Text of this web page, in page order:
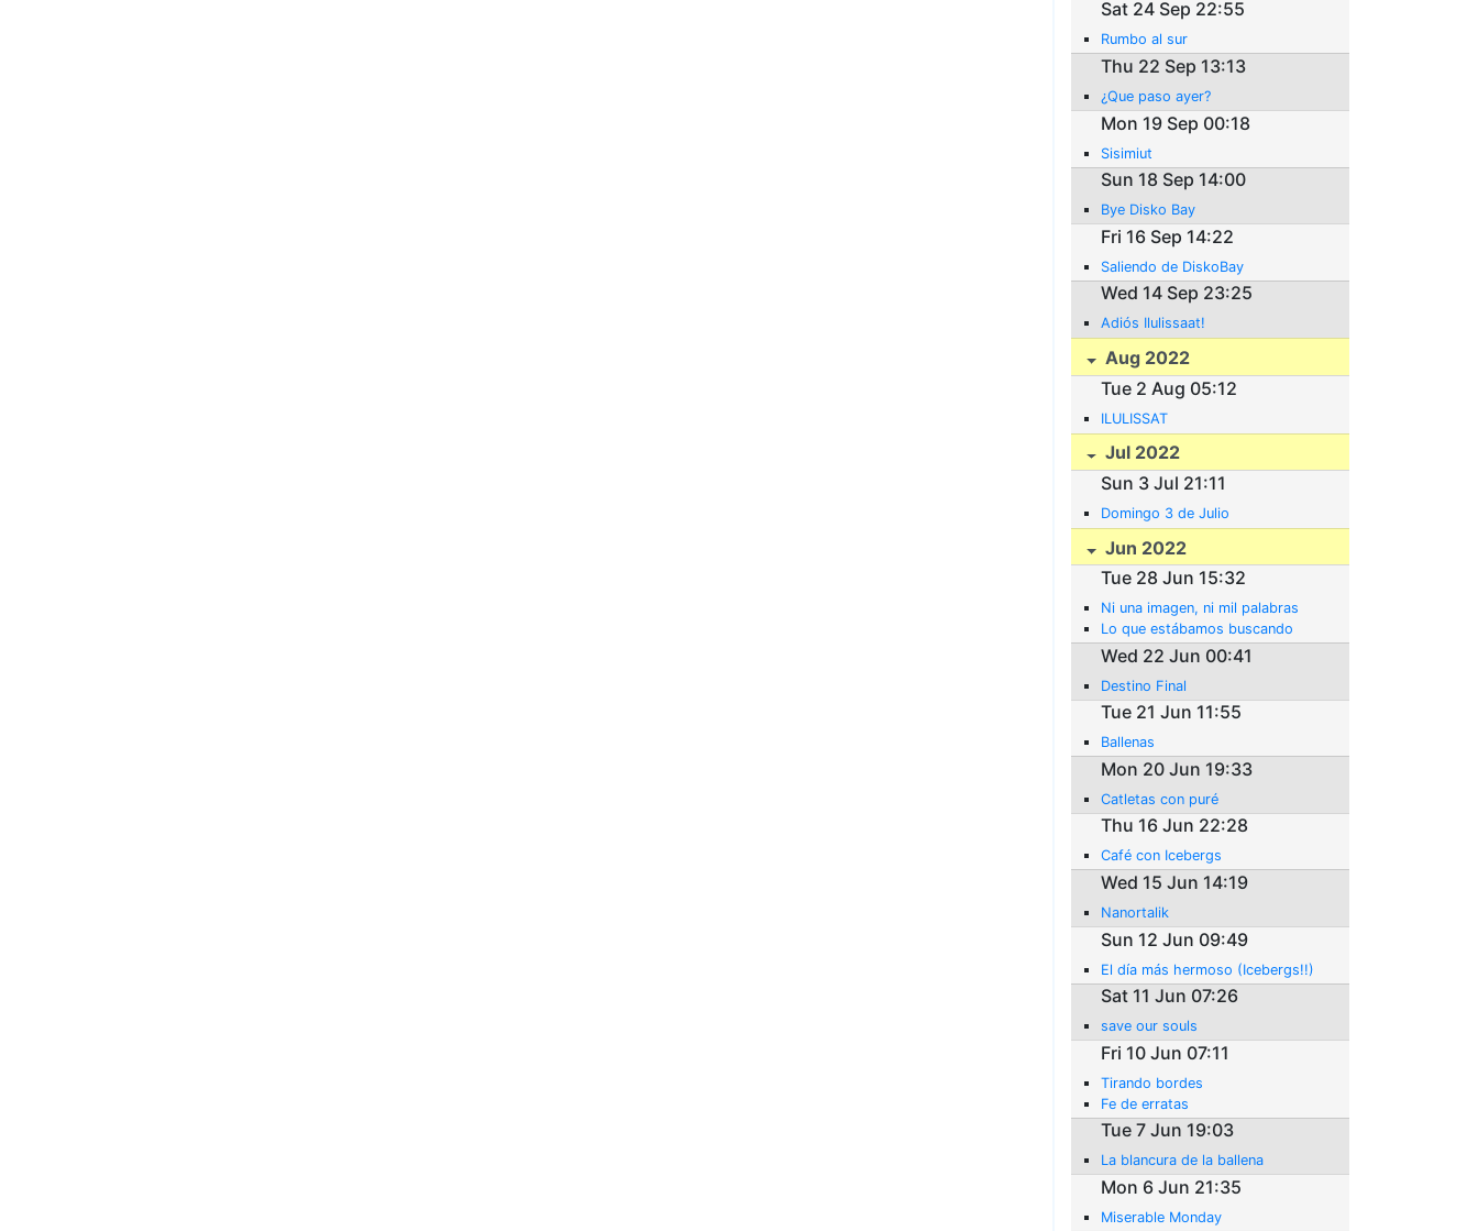
Sat 24 Sep 22:55
Rumbo al sur
Thu 22 Sep 13:13
¿Que paso ayer?
Mon 19 Sep 00:18
Sisimiut
Sun 18 Sep 14:00
Bye Disko Bay
Fri 16 Sep 14:22
Saliendo de DiskoBay
Wed 14 Sep 23:25
Adiós Ilulissaat!
Aug 2022
Tue 2 Aug 05:12
ILULISSAT
Jul 2022
Sun 3 Jul 21:11
Domingo 3 de Julio
Jun 2022
Tue 28 Jun 15:32
Ni una imagen, ni mil palabras
Lo que estábamos buscando
Wed 22 Jun 00:41
Destino Final
Tue 21 Jun 11:55
Ballenas
Mon 20 Jun 19:33
Catletas con puré
Thu 16 Jun 22:28
Café con Icebergs
Wed 15 Jun 14:19
Nanortalik
Sun 12 Jun 09:49
El día más hermoso (Icebergs!!)
Sat 11 Jun 07:26
save our souls
Fri 10 Jun 07:11
Tirando bordes
Fe de erratas
Tue 7 Jun 19:03
La blancura de la ballena
Mon 6 Jun 21:35
Miserable Monday